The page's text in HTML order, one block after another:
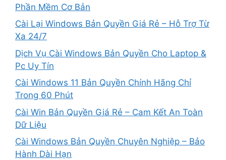
Phần Mềm Cơ Bản
Cài Lại Windows Bản Quyền Giá Rẻ – Hỗ Trợ Từ
Xa 24/7
Dịch Vụ Cài Windows Bản Quyền Cho Laptop &
Pc Uy Tín
Cài Windows 11 Bản Quyền Chính Hãng Chỉ
Trong 60 Phút
Cài Win Bản Quyền Giá Rẻ – Cam Kết An Toàn
Dữ Liệu
Cài Windows Bản Quyền Chuyên Nghiệp – Bảo
Hành Dài Hạn